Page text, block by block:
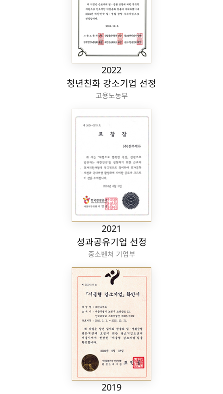
2022
청년친화 강소기업 선정
고용노동부
2021
성과공유기업 선정
중소벤처 기업부
2019